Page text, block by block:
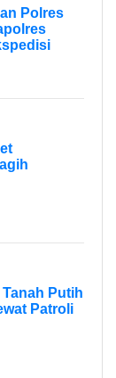
Polres
Tanah Putih
Patroli